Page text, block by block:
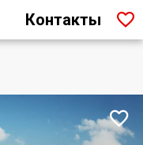
Контакты 
